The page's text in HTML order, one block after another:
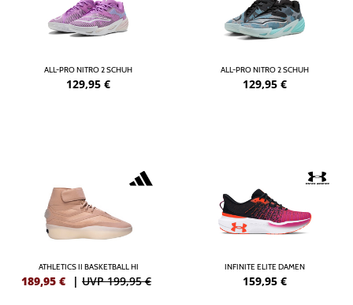
ALL-PRO NITRO 2 SCHUH
129,95 €
ALL-PRO NITRO 2 SCHUH
129,95 €
ATHLETICS II BASKETBALL HI
189,95 € | UVP 199,95 €
INFINITE ELITE DAMEN
159,95 €